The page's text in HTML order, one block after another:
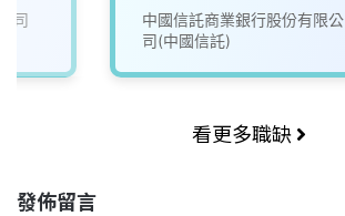
司
中國信託商業銀行股份有限公
司(中國信託)
看更多職缺
發佈留言